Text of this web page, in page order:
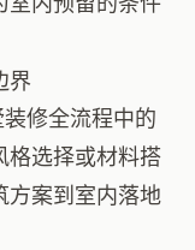
界
修全流程中的
格选择或材料搭
方案到室内落地